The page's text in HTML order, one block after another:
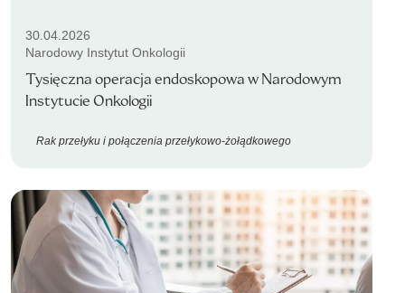
30.04.2026
Narodowy Instytut Onkologii
Tysięczna operacja endoskopowa w Narodowym
Instytucie Onkologii
Rak przełyku i połączenia przełykowo-żołądkowego